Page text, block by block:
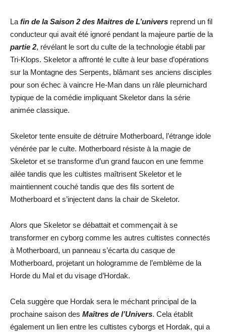
La fin de la Saison 2 des Maitres de L’univers reprend un fil
conducteur qui avait été ignoré pendant la majeure partie de la
partie 2, révélant le sort du culte de la technologie établi par
Tri-Klops. Skeletor a affronté le culte à leur base d’opérations
sur la Montagne des Serpents, blâmant ses anciens disciples
pour son échec à vaincre He-Man dans un râle pleurnichard
typique de la comédie impliquant Skeletor dans la série
animée classique.
Skeletor tente ensuite de détruire Motherboard, l’étrange idole
vénérée par le culte. Motherboard résiste à la magie de
Skeletor et se transforme d’un grand faucon en une femme
ailée tandis que les cultistes maîtrisent Skeletor et le
maintiennent couché tandis que des fils sortent de
Motherboard et s’injectent dans la chair de Skeletor.
Alors que Skeletor se débattait et commençait à se
transformer en cyborg comme les autres cultistes connectés
à Motherboard, un panneau s’écarta du casque de
Motherboard, projetant un hologramme de l’emblème de la
Horde du Mal et du visage d’Hordak.
Cela suggère que Hordak sera le méchant principal de la
prochaine saison des Maîtres de l’Univers. Cela établit
également un lien entre les cultistes cyborgs et Hordak, qui a